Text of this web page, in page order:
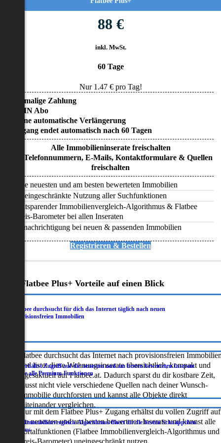
88 €
inkl. MwSt.
60 Tage
Nur 1.47€ pro Tag!
• Einmalige Zahlung
• KEIN Abo
• Keine automatische Verlängerung
• Zugang endet automatisch nach 60 Tagen
Alle Immobilieninserate freischalten
Alle Telefonnummern, E-Mails, Kontaktformulare & Quellen
freischalten
Alle neuesten und am besten bewerteten Immobilien
Uneingeschränkte Nutzung aller Suchfunktionen
Zeitsparender Immobilienvergleich-Algorithmus & Flatbee
Preis-Barometer bei allen Inseraten
Benachrichtigung bei neuen & passenden Immobilien
Registrieren & Bestellen
Flatbee Plus+ Vorteile auf einen Blick
Flatbee durchsucht für dich das Internet täglich nach neuen
provisionsfreien Immobilien
Flatbee durchsucht das Internet nach provisionsfreien
und listet diese Wohnungsinserate übersichtlich, kompakt und
tagesaktuell auf Flatbee.at. Dadurch sparst du dir kostbare Zeit,
musst nicht viele verschiedene Quellen nach deiner Wunsch-
Immobilie durchforsten und kannst alle Objekte direkt
miteinander vergleichen.
Du erhältst Zugriff auf die neuesten und am besten bewerteten Inserate
sowie alle Premium-Funktionen
Nur mit dem Flatbee Plus+ Zugang erhältst du vollen Zugriff auf
die neuesten und am besten bewerteten Inserate und kannst alle
Portalfunktionen (Flatbee Immobilienvergleich-Algorithmus und
Der Immobilienvergleich-Algorithmus filtert dir die besten Schnäppchen
heraus